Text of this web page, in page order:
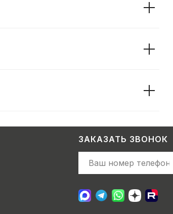
ЗАКАЗАТЬ ЗВОНОК